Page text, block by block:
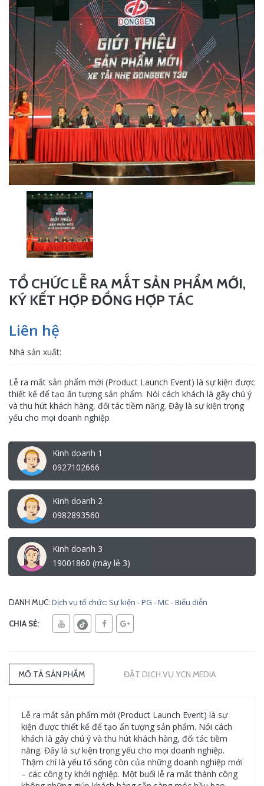
TỔ CHỨC LỄ RA MẮT SẢN PHẨM MỚI,
KÝ KẾT HỢP ĐỒNG HỢP TÁC
Liên hệ
Nhà sản xuất:
Lễ ra mắt sản phẩm mới (Product Launch Event) là sự kiện được
thiết kế để tạo ấn tượng sản phẩm. Nói cách khách là gây chú ý
và thu hút khách hàng, đối tác tiềm năng. Đây là sự kiện trọng
yếu cho mọi doanh nghiệp
Kinh doanh 1
0927102666
Kinh doanh 2
0982893560
Kinh doanh 3
19001860 (máy lẻ 3)
DANH MỤC: Dịch vụ tổ chức: Sự kiện - PG - MC - Biểu diễn
CHIA SẺ:
MÔ TẢ SẢN PHẨM ĐẶT DỊCH VỤ YCN MEDIA
Lễ ra mắt sản phẩm mới (Product Launch Event) là sự
kiện được thiết kế để tạo ấn tượng sản phẩm. Nói cách
khách là gây chú ý và thu hút khách hàng, đối tác tiềm
năng. Đây là sự kiện trọng yếu cho mọi doanh nghiệp.
Thậm chí là yếu tố sống còn của những doanh nghiệp mới
– các công ty khởi nghiệp. Một buổi lễ ra mắt thành công